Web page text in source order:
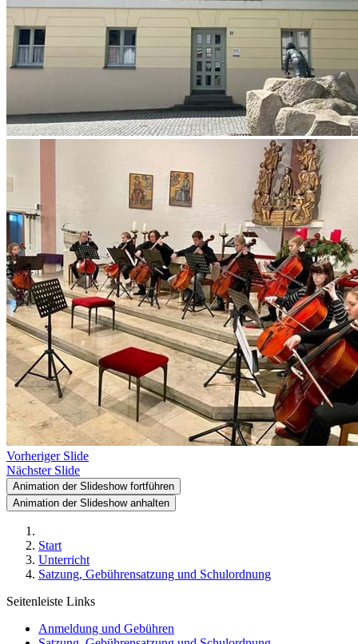
Vorheriger Slide
Nächster Slide
Animation der Slideshow fortführen
Animation der Slideshow anhalten
Start
Unterricht
Satzung, Gebührensatzung und Schulordnung
Seitenleiste Links
Anmeldung und Gebühren